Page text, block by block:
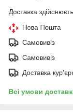
Доставка
Нова Пошта
Самовивіз
Самовивіз
Доставка
Всі умови